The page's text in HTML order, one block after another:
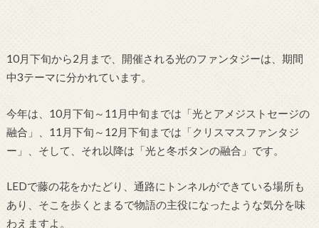
10月下旬から2月まで、開催される光のファンタジーは、期間
中3テーマに分かれています。
今年は、10月下旬～11月中旬までは「光とアメジストセージの
融合」、11月下旬～12月下旬までは「クリスマスファンタジ
ー」、そして、それ以降は「光と冬ボタンの融合」です。
LEDで藤の花をかたどり、通路にトンネルができている場所も
あり、そこを歩くとまるで物語の主役になったような気分を味
わえますよ。